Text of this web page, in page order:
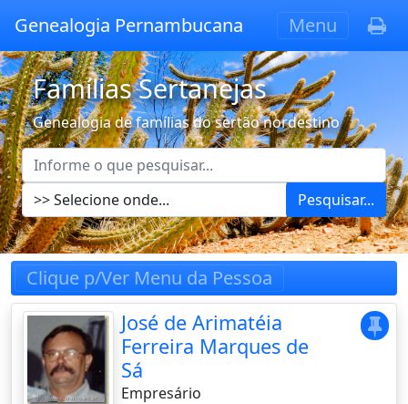
Genealogia Pernambucana Menu
Famílias Sertanejas
Genealogia de famílias do sertão nordestino
Pesquisar...
Clique p/Ver Menu da Pessoa
José de Arimatéia
Ferreira Marques de
Sá
Empresário